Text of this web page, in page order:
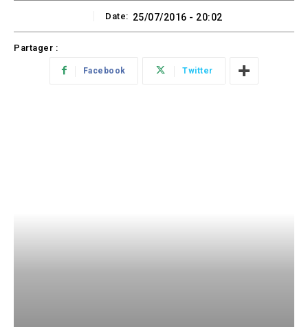
Date: 25/07/2016 - 20:02
Partager :
Facebook Twitter